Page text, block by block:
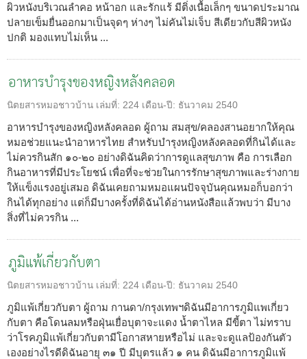
ผิวหนังบริเวณลำคอ หน้าอก และรักแร้ มีติ่งเนื้อเล็กๆ ขนาดประมาณ
ปลายเข็มยื่นออกมาเป็นจุดๆ ห่างๆ ไม่คันไม่เจ็บ สีเดียวกับสีผิวหนัง
ปกติ มองแทบไม่เห็น ...
อาหารบำรุงของหญิงหลังคลอด
นิตยสารหมอชาวบ้าน เล่มที่: 224 เดือน-ปี: ธันวาคม 2540
อาหารบำรุงของหญิงหลังคลอด ผู้ถาม สมสุข/คลองสานอยากให้คุณ
หมอช่วยแนะนำอาหารไทย สำหรับบำรุงหญิงหลังคลอดที่กินได้และ
ไม่ควรกินสัก ๑๐-๒๐ อย่างดิฉันคิดว่าการดูแลสุขภาพ คือ การเลือก
กินอาหารที่มีประโยชน์ เพื่อที่จะช่วยในการรักษาสุขภาพและร่างกาย
ให้แข็งแรงอยู่เสมอ ดิฉันเคยถามหมอแผนปัจจุบันคุณหมอก็บอกว่า
กินได้ทุกอย่าง แต่ก็มีบางครั้งที่ดิฉันได้อ่านหนังสือแล้วพบว่า มีบาง
สิ่งที่ไม่ควรกิน ...
ภูมิแพ้เกี่ยวกับตา
นิตยสารหมอชาวบ้าน เล่มที่: 224 เดือน-ปี: ธันวาคม 2540
ภูมิแพ้เกี่ยวกับตา ผู้ถาม กานดา/กรุงเทพฯดิฉันมีอาการภูมิแพเกี่ยว
กับตา คือโดนลมหรือฝุ่นเยื่อบุตาจะแดง น้ำตาไหล มีขี้ตา ไม่ทราบ
ว่าโรคภูมิแพ้เกี่ยวกับตามีโอกาสหายหรือไม่ และจะดูแลป้องกันตัว
เองอย่างไรดีดิฉันอายุ ๓๑ ปี มีบุตรแล้ว ๑ คน ดิฉันมีอาการภูมิแพ้